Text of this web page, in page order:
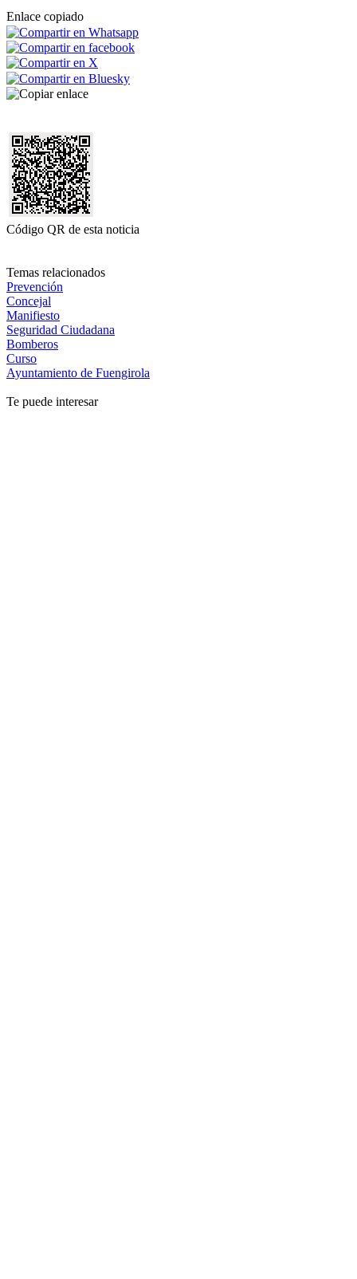
Enlace copiado
Código QR de esta noticia
Temas relacionados
Prevención
Concejal
Manifiesto
Seguridad Ciudadana
Bomberos
Curso
Ayuntamiento de Fuengirola
Te puede interesar